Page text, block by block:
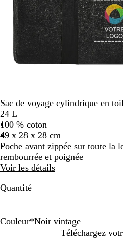
Sac de voyage cylindrique en
24 L
100 % coton
49 x 28 x 28 cm
Poche avant zippée sur toute la
rembourrée et poignée
Voir les détails
Quantité
Couleur*Noir vintage
Téléchargez